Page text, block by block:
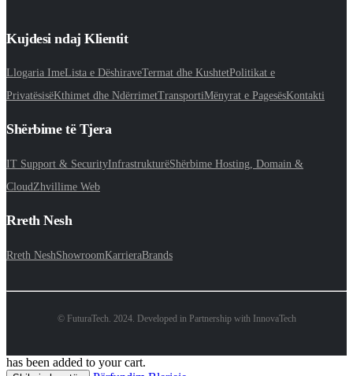
Kujdesi ndaj Klientit
Llogaria ImeLista e DëshiraveTermat dhe KushtetPolitikat e
PrivatësisëKthimet dhe NdërrimetTransportiMënyrat e PagesësKontakti
Shërbime të Tjera
IT Support & SecurityInfrastrukturëShërbime Hosting, Domain &
CloudZhvillime Web
Rreth Nesh
Rreth NeshShowroomKarrieraBrands
© FuturaTech. 2024. Developed in Partnership with InnovaTech
has been added to your cart.